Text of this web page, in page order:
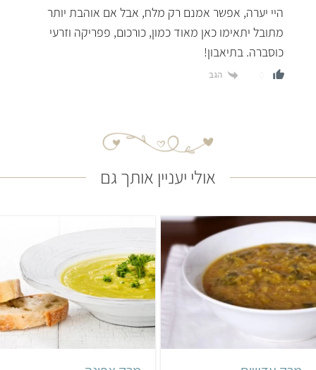
היי יערה, אפשר אמנם רק מלח, אבל אם אוהבת יותר
מתובל יתאימו כאן מאוד כמון, כורכום, פפריקה וזרעי
כוסברה. בתיאבון!
הגב
אולי יעניין אותך גם
קל 35 דקות
4 מנות
שעה ו-20 דקות
8 מנות